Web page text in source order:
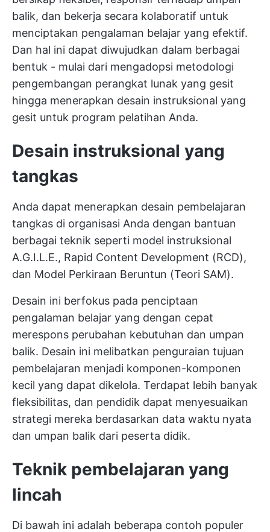
balik, dan bekerja secara kolaboratif untuk
menciptakan pengalaman belajar yang efektif.
Dan hal ini dapat diwujudkan dalam berbagai
bentuk - mulai dari mengadopsi metodologi
pengembangan perangkat lunak yang gesit
hingga menerapkan desain instruksional yang
gesit untuk program pelatihan Anda.
Desain instruksional yang
tangkas
Anda dapat menerapkan desain pembelajaran
tangkas di organisasi Anda dengan bantuan
berbagai teknik seperti model instruksional
A.G.I.L.E., Rapid Content Development (RCD),
dan Model Perkiraan Beruntun (Teori SAM).
Desain ini berfokus pada penciptaan
pengalaman belajar yang dengan cepat
merespons perubahan kebutuhan dan umpan
balik. Desain ini melibatkan penguraian tujuan
pembelajaran menjadi komponen-komponen
kecil yang dapat dikelola. Terdapat lebih banyak
fleksibilitas, dan pendidik dapat menyesuaikan
strategi mereka berdasarkan data waktu nyata
dan umpan balik dari peserta didik.
Teknik pembelajaran yang
lincah
Di bawah ini adalah beberapa contoh populer